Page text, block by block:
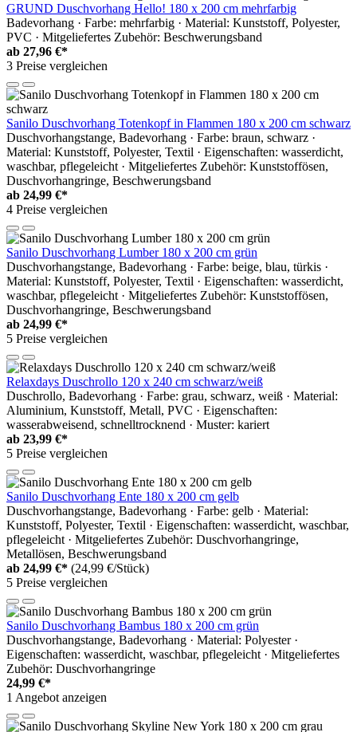
GRUND Duschvorhang Hello! 180 x 200 cm mehrfarbig
Badevorhang · Farbe: mehrfarbig · Material: Kunststoff, Polyester,
PVC · Mitgeliefertes Zubehör: Beschwerungsband
ab 27,96 €*
3 Preise vergleichen
Sanilo Duschvorhang Totenkopf in Flammen 180 x 200 cm schwarz
Duschvorhangstange, Badevorhang · Farbe: braun, schwarz ·
Material: Kunststoff, Polyester, Textil · Eigenschaften: wasserdicht,
waschbar, pflegeleicht · Mitgeliefertes Zubehör: Kunststoffösen,
Duschvorhangringe, Beschwerungsband
ab 24,99 €*
4 Preise vergleichen
Sanilo Duschvorhang Lumber 180 x 200 cm grün
Duschvorhangstange, Badevorhang · Farbe: beige, blau, türkis ·
Material: Kunststoff, Polyester, Textil · Eigenschaften: wasserdicht,
waschbar, pflegeleicht · Mitgeliefertes Zubehör: Kunststoffösen,
Duschvorhangringe, Beschwerungsband
ab 24,99 €*
5 Preise vergleichen
Relaxdays Duschrollo 120 x 240 cm schwarz/weiß
Duschrollo, Badevorhang · Farbe: grau, schwarz, weiß · Material:
Aluminium, Kunststoff, Metall, PVC · Eigenschaften:
wasserabweisend, schnelltrocknend · Muster: kariert
ab 23,99 €*
5 Preise vergleichen
Sanilo Duschvorhang Ente 180 x 200 cm gelb
Duschvorhangstange, Badevorhang · Farbe: gelb · Material:
Kunststoff, Polyester, Textil · Eigenschaften: wasserdicht, waschbar,
pflegeleicht · Mitgeliefertes Zubehör: Duschvorhangringe,
Metallösen, Beschwerungsband
ab 24,99 €* (24,99 €/Stück)
5 Preise vergleichen
Sanilo Duschvorhang Bambus 180 x 200 cm grün
Duschvorhangstange, Badevorhang · Material: Polyester ·
Eigenschaften: wasserdicht, waschbar, pflegeleicht · Mitgeliefertes
Zubehör: Duschvorhangringe
24,99 €*
1 Angebot anzeigen